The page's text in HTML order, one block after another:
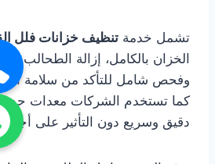
تشمل خدمة تنظيف خزانات فلل
الخزان بالكامل، إزالة الطحالب
وفحص شامل للتأكد من سلامة
كما تستخدم الشركات معدات
دقيق وسريع دون التأثير على